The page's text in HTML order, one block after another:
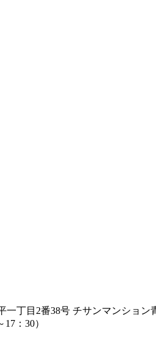
一丁目2番38号 チサンマンション
：30）